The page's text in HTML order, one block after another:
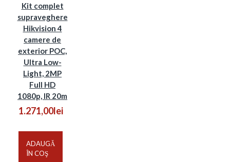
Kit complet
supraveghere
Hikvision 4
camere de
exterior POC,
Ultra Low-
Light, 2MP
Full HD
1080p, IR 20m
1.271,00lei
ADAUGĂ
ÎN COŞ